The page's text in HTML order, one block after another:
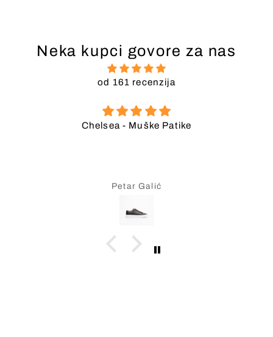
Neka kupci govore za nas
od 161 recenzija
Chelsea - Muške Patike
Petar Galić